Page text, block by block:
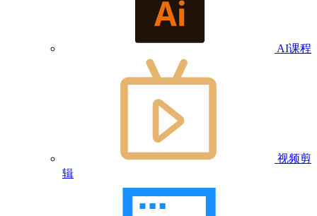
AI课程
视频剪
辑